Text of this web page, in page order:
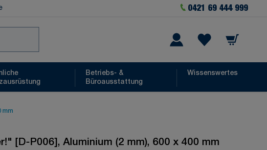
0421 69 444 999
Warenkorb
Betriebs- &
Büroausstattung
Wissenswertes
mm
[D-P006], Aluminium (2 mm), 600 x 400 mm